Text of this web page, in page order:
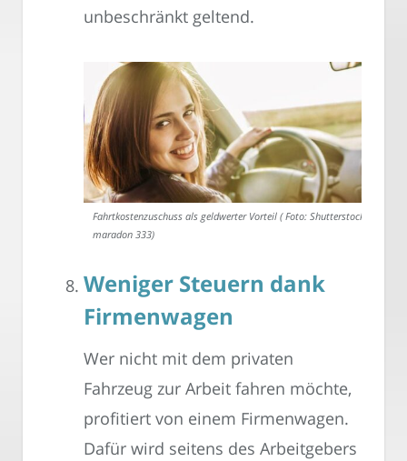
unbeschränkt geltend.
Fahrtkostenzuschuss als geldwerter Vorteil ( Foto: Shutterstock-
maradon 333)
Weniger Steuern dank
Firmenwagen
Wer nicht mit dem privaten
Fahrzeug zur Arbeit fahren möchte,
profitiert von einem Firmenwagen.
Dafür wird seitens des Arbeitgebers